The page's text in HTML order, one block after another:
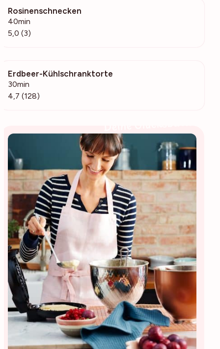
Rosinenschnecken
40min
5,0 (3)
Erdbeer-Kühlschranktorte
30min
4,7 (128)